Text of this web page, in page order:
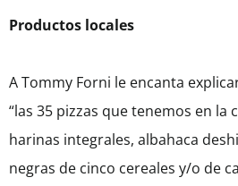
Productos locales
A Tommy Forni le encanta
“las 35 pizzas que tenemos en la
harinas integrales, albahaca
negras de cinco cereales y/o de